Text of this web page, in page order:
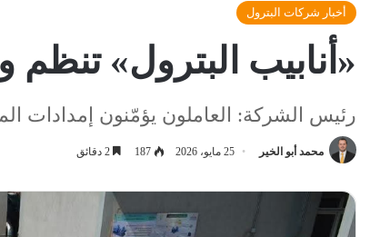
أخبار شركات البترول
«أنابيب البترول»
رئيس الشركة: العاملون يؤمّنون إمدادات
محمد أبو الخير 25 مايو، 2026 187